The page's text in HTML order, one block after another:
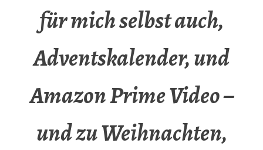
für mich selbst auch,
Adventskalender, und
Amazon Prime Video –
und zu Weihnachten,